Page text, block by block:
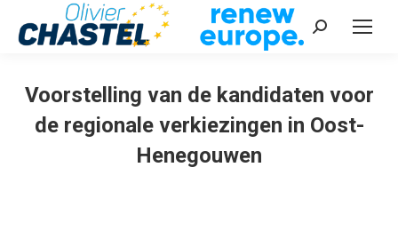
Recherche
Voorstelling van de kandidaten voor
de regionale verkiezingen in Oost-
Henegouwen